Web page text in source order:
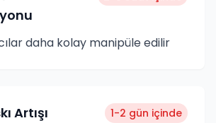
daha kolay manipüle edilir
Artışı 1-2 gün içinde